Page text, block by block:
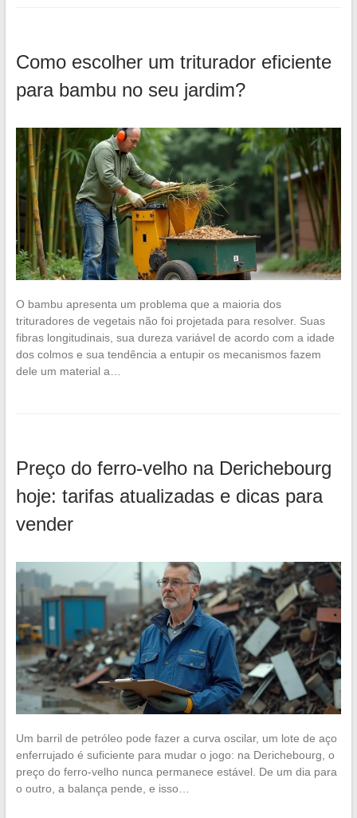
Como escolher um triturador eficiente
para bambu no seu jardim?
O bambu apresenta um problema que a maioria dos
trituradores de vegetais não foi projetada para resolver. Suas
fibras longitudinais, sua dureza variável de acordo com a idade
dos colmos e sua tendência a entupir os mecanismos fazem
dele um material a…
Preço do ferro-velho na Derichebourg
hoje: tarifas atualizadas e dicas para
vender
Um barril de petróleo pode fazer a curva oscilar, um lote de aço
enferrujado é suficiente para mudar o jogo: na Derichebourg, o
preço do ferro-velho nunca permanece estável. De um dia para
o outro, a balança pende, e isso…